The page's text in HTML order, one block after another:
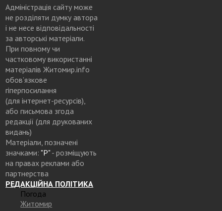
Адміністрація сайту може
не розділяти думку автора
і не несе відповідальності
за авторські матеріали.
При повному чи
частковому використанні
матеріалів Житомир.info
обов’язкове
гіперпосилання
(для інтернет-ресурсів),
або письмова згода
редакції (для друкованих
видань)
Матеріали, позначені
значками: "Р"- розміщують
на правах реклами або
партнерства
РЕДАКЦІЙНА ПОЛІТИКА
Погода
Житомир